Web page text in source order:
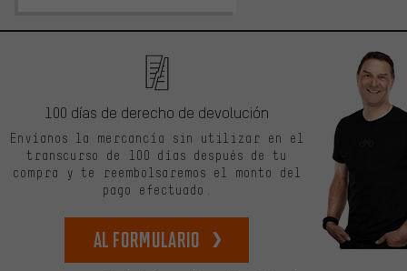
100 días de derecho de devolución
Envíanos la mercancía sin utilizar en el
transcurso de 100 días después de tu
compra y te reembolsaremos el monto del
pago efectuado.
Al formulario